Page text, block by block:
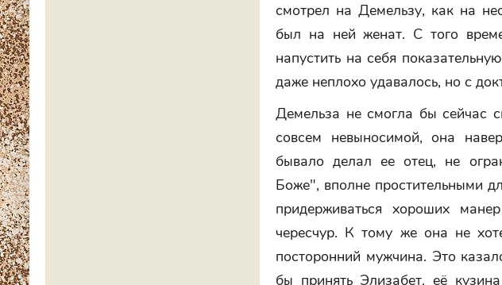
смотрел на Демельзу, как на
был на ней женат. С того
напустить на себя
даже неплохо удавалось, но с
Демельза не смогла бы сейчас
совсем невыносимой, она
бывало делал ее отец, не
Боже", вполне простительными
придерживаться хороших
чересчур. К тому же она не
посторонний мужчина. Это
бы принять Элизабет, её